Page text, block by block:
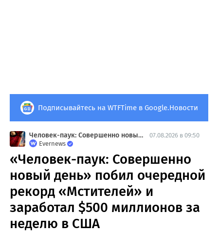
Подписывайтесь на WTFTime в Google.Новости
Человек-паук: Совершенно новый день
07.08.2026 в 09:50
Evernews
«Человек-паук: Совершенно
новый день» побил очередной
рекорд «Мстителей» и
заработал $500 миллионов за
неделю в США